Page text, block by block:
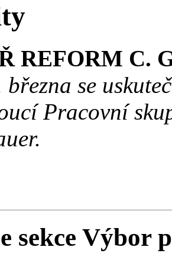
REFORM C.
března se
Pracovní
sekce Výbor